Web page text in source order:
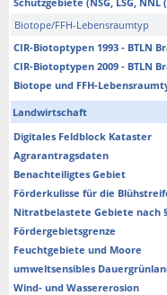
Biotope/FFH-Lebensraumtyp
CIR-Biotoptypen 1993 - BTLN
CIR-Biotoptypen 2009 - BTLN
Biotope und FFH-
Landwirtschaft
Digitales Feldblock Kataster
Agrarantragsdaten
Benachteiligtes Gebiet
Förderkulisse für die
Nitratbelastete Gebiete nach §
Fördergebietsgrenze
Feuchtgebiete und Moore
umweltsensibles
Wind- und Wassererosion